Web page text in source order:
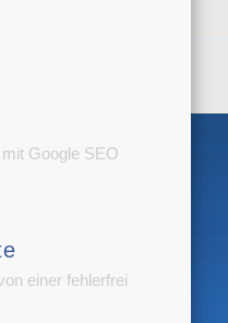
Google SEO
einer fehlerfrei